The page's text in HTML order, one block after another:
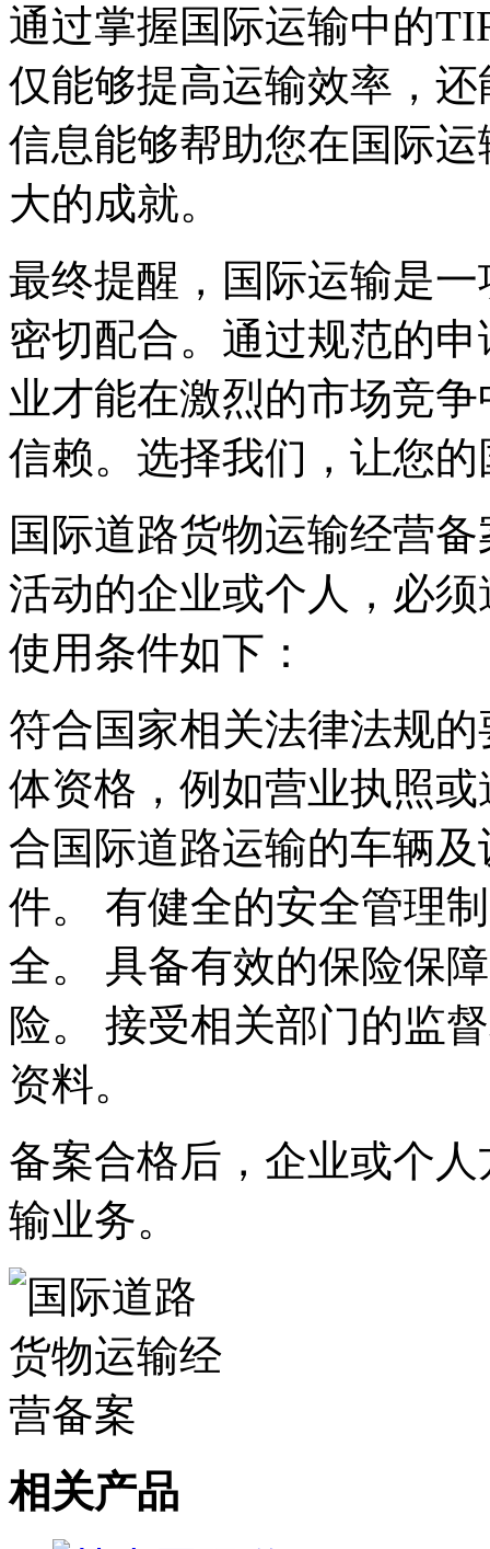
通过掌握国际运输中的
仅能够提高运输效率，
信息能够帮助您在国际
大的成就。
最终提醒，国际运输是
密切配合。通过规范的
业才能在激烈的市场竞
信赖。选择我们，让您
国际道路货物运输经营
活动的企业或个人，必
使用条件如下：
符合国家相关法律法规
体资格，例如营业执照
合国际道路运输的车辆
件。 有健全的安全管理
全。 具备有效的保险保
险。 接受相关部门的监
资料。
备案合格后，企业或个
输业务。
相关产品